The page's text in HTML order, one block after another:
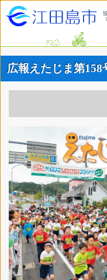
広報えたじま第158